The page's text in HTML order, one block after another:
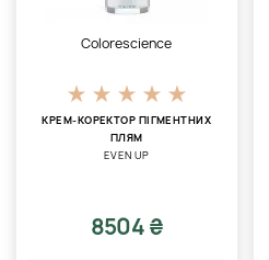
Colorescience
КРЕМ-КОРЕКТОР ПІГМЕНТНИХ
ПЛЯМ
EVEN UP
8504 ₴